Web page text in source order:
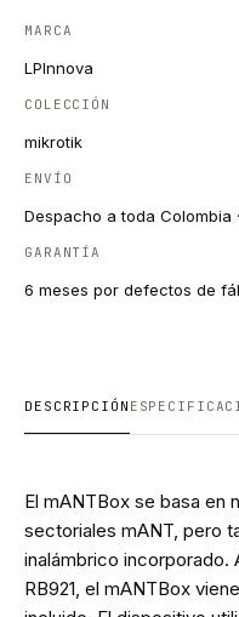
MARCA
LPInnova
COLECCIÓN
mikrotik
ENVÍO
Despacho a toda Colombia
GARANTÍA
6 meses por defectos de
DESCRIPCIÓN
El mANTBox se basa en
sectoriales mANT, pero
inalámbrico incorporado.
RB921, el mANTBox